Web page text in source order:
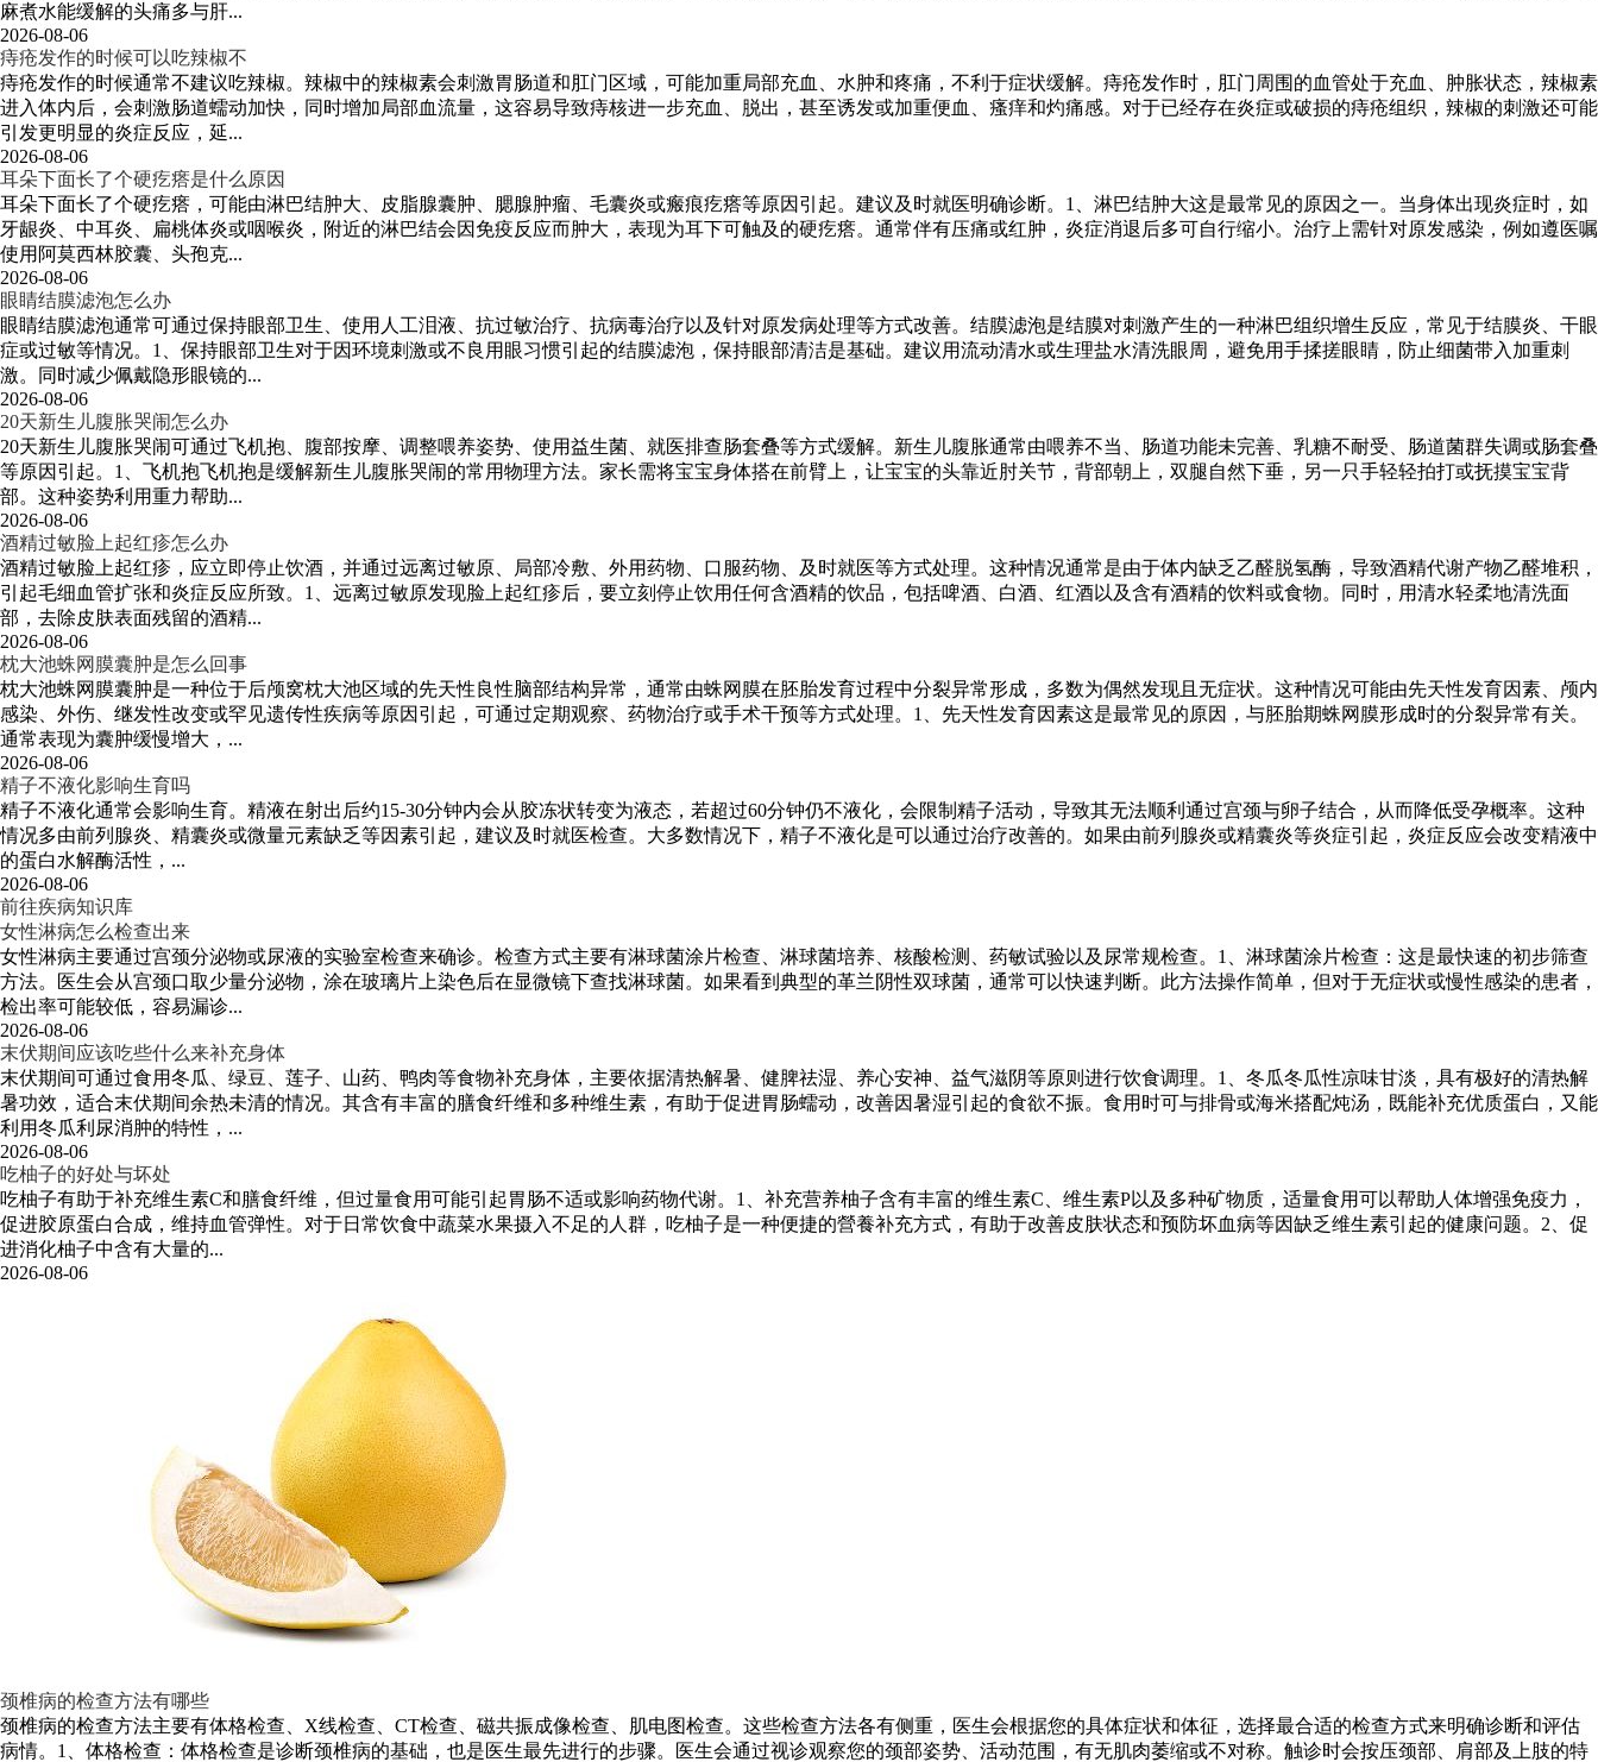
麻煮水能缓解的头痛多与肝...
2026-08-06
痔疮发作的时候可以吃辣椒不
痔疮发作的时候通常不建议吃辣椒。辣椒中的辣椒素会刺激胃肠道和肛门区域，可能加重局部充血、水肿和疼痛，不利于症状缓解。痔疮发作时，肛门周围的血管处于充血、肿胀状态，辣椒素
进入体内后，会刺激肠道蠕动加快，同时增加局部血流量，这容易导致痔核进一步充血、脱出，甚至诱发或加重便血、瘙痒和灼痛感。对于已经存在炎症或破损的痔疮组织，辣椒的刺激还可能
引发更明显的炎症反应，延...
2026-08-06
耳朵下面长了个硬疙瘩是什么原因
耳朵下面长了个硬疙瘩，可能由淋巴结肿大、皮脂腺囊肿、腮腺肿瘤、毛囊炎或瘢痕疙瘩等原因引起。建议及时就医明确诊断。1、淋巴结肿大这是最常见的原因之一。当身体出现炎症时，如
牙龈炎、中耳炎、扁桃体炎或咽喉炎，附近的淋巴结会因免疫反应而肿大，表现为耳下可触及的硬疙瘩。通常伴有压痛或红肿，炎症消退后多可自行缩小。治疗上需针对原发感染，例如遵医嘱
使用阿莫西林胶囊、头孢克...
2026-08-06
眼睛结膜滤泡怎么办
眼睛结膜滤泡通常可通过保持眼部卫生、使用人工泪液、抗过敏治疗、抗病毒治疗以及针对原发病处理等方式改善。结膜滤泡是结膜对刺激产生的一种淋巴组织增生反应，常见于结膜炎、干眼
症或过敏等情况。1、保持眼部卫生对于因环境刺激或不良用眼习惯引起的结膜滤泡，保持眼部清洁是基础。建议用流动清水或生理盐水清洗眼周，避免用手揉搓眼睛，防止细菌带入加重刺
激。同时减少佩戴隐形眼镜的...
2026-08-06
20天新生儿腹胀哭闹怎么办
20天新生儿腹胀哭闹可通过飞机抱、腹部按摩、调整喂养姿势、使用益生菌、就医排查肠套叠等方式缓解。新生儿腹胀通常由喂养不当、肠道功能未完善、乳糖不耐受、肠道菌群失调或肠套叠
等原因引起。1、飞机抱飞机抱是缓解新生儿腹胀哭闹的常用物理方法。家长需将宝宝身体搭在前臂上，让宝宝的头靠近肘关节，背部朝上，双腿自然下垂，另一只手轻轻拍打或抚摸宝宝背
部。这种姿势利用重力帮助...
2026-08-06
酒精过敏脸上起红疹怎么办
酒精过敏脸上起红疹，应立即停止饮酒，并通过远离过敏原、局部冷敷、外用药物、口服药物、及时就医等方式处理。这种情况通常是由于体内缺乏乙醛脱氢酶，导致酒精代谢产物乙醛堆积，
引起毛细血管扩张和炎症反应所致。1、远离过敏原发现脸上起红疹后，要立刻停止饮用任何含酒精的饮品，包括啤酒、白酒、红酒以及含有酒精的饮料或食物。同时，用清水轻柔地清洗面
部，去除皮肤表面残留的酒精...
2026-08-06
枕大池蛛网膜囊肿是怎么回事
枕大池蛛网膜囊肿是一种位于后颅窝枕大池区域的先天性良性脑部结构异常，通常由蛛网膜在胚胎发育过程中分裂异常形成，多数为偶然发现且无症状。这种情况可能由先天性发育因素、颅内
感染、外伤、继发性改变或罕见遗传性疾病等原因引起，可通过定期观察、药物治疗或手术干预等方式处理。1、先天性发育因素这是最常见的原因，与胚胎期蛛网膜形成时的分裂异常有关。
通常表现为囊肿缓慢增大，...
2026-08-06
精子不液化影响生育吗
精子不液化通常会影响生育。精液在射出后约15-30分钟内会从胶冻状转变为液态，若超过60分钟仍不液化，会限制精子活动，导致其无法顺利通过宫颈与卵子结合，从而降低受孕概率。这种
情况多由前列腺炎、精囊炎或微量元素缺乏等因素引起，建议及时就医检查。大多数情况下，精子不液化是可以通过治疗改善的。如果由前列腺炎或精囊炎等炎症引起，炎症反应会改变精液中
的蛋白水解酶活性，...
2026-08-06
前往疾病知识库
女性淋病怎么检查出来
女性淋病主要通过宫颈分泌物或尿液的实验室检查来确诊。检查方式主要有淋球菌涂片检查、淋球菌培养、核酸检测、药敏试验以及尿常规检查。1、淋球菌涂片检查：这是最快速的初步筛查
方法。医生会从宫颈口取少量分泌物，涂在玻璃片上染色后在显微镜下查找淋球菌。如果看到典型的革兰阴性双球菌，通常可以快速判断。此方法操作简单，但对于无症状或慢性感染的患者，
检出率可能较低，容易漏诊...
2026-08-06
末伏期间应该吃些什么来补充身体
末伏期间可通过食用冬瓜、绿豆、莲子、山药、鸭肉等食物补充身体，主要依据清热解暑、健脾祛湿、养心安神、益气滋阴等原则进行饮食调理。1、冬瓜冬瓜性凉味甘淡，具有极好的清热解
暑功效，适合末伏期间余热未清的情况。其含有丰富的膳食纤维和多种维生素，有助于促进胃肠蠕动，改善因暑湿引起的食欲不振。食用时可与排骨或海米搭配炖汤，既能补充优质蛋白，又能
利用冬瓜利尿消肿的特性，...
2026-08-06
吃柚子的好处与坏处
吃柚子有助于补充维生素C和膳食纤维，但过量食用可能引起胃肠不适或影响药物代谢。1、补充营养柚子含有丰富的维生素C、维生素P以及多种矿物质，适量食用可以帮助人体增强免疫力，
促进胶原蛋白合成，维持血管弹性。对于日常饮食中蔬菜水果摄入不足的人群，吃柚子是一种便捷的營養补充方式，有助于改善皮肤状态和预防坏血病等因缺乏维生素引起的健康问题。2、促
进消化柚子中含有大量的...
2026-08-06
颈椎病的检查方法有哪些
颈椎病的检查方法主要有体格检查、X线检查、CT检查、磁共振成像检查、肌电图检查。这些检查方法各有侧重，医生会根据您的具体症状和体征，选择最合适的检查方式来明确诊断和评估
病情。1、体格检查：体格检查是诊断颈椎病的基础，也是医生最先进行的步骤。医生会通过视诊观察您的颈部姿势、活动范围，有无肌肉萎缩或不对称。触诊时会按压颈部、肩部及上肢的特